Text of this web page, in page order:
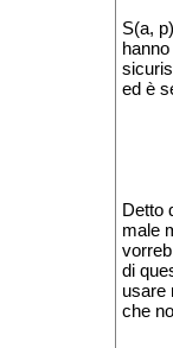
S(a,
ed è
Detto
male
di
usare
che